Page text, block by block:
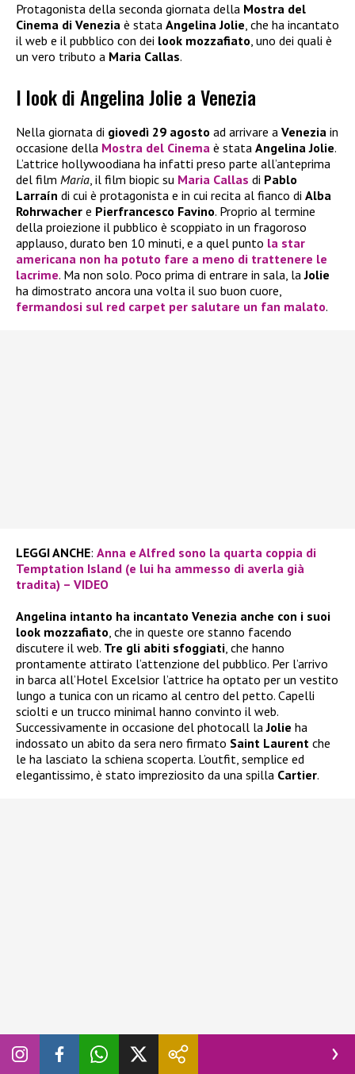
Protagonista della seconda giornata della Mostra del
Cinema di Venezia è stata Angelina Jolie, che ha incantato
il web e il pubblico con dei look mozzafiato, uno dei quali è
un vero tributo a Maria Callas.
I look di Angelina Jolie a Venezia
Nella giornata di giovedì 29 agosto ad arrivare a Venezia in
occasione della Mostra del Cinema è stata Angelina Jolie.
L’attrice hollywoodiana ha infatti preso parte all’anteprima
del film Maria , il film biopic su Maria Callas di Pablo
Larraín di cui è protagonista e in cui recita al fianco di Alba
Rohrwacher e Pierfrancesco Favino. Proprio al termine
della proiezione il pubblico è scoppiato in un fragoroso
applauso, durato ben 10 minuti, e a quel punto la star
americana non ha potuto fare a meno di trattenere le
lacrime. Ma non solo. Poco prima di entrare in sala, laJolie
ha dimostrato ancora una volta il suo buon cuore,
fermandosi sul red carpet per salutare un fan malato.
LEGGI ANCHE: Anna e Alfred sono la quarta coppia di
Temptation Island (e lui ha ammesso di averla già
tradita) – VIDEO
Angelina intanto ha incantato Venezia anche con i suoi
look mozzafiato , che in queste ore stanno facendo
discutere il web. Tre gli abiti sfoggiati , che hanno
prontamente attirato l’attenzione del pubblico. Per l’arrivo
in barca all’Hotel Excelsior l’attrice ha optato per un vestito
lungo a tunica con un ricamo al centro del petto. Capelli
sciolti e un trucco minimal hanno convinto il web.
Successivamente in occasione del photocall laJolie ha
indossato un abito da sera nero firmato Saint Laurent che
le ha lasciato la schiena scoperta. L’outfit, semplice ed
elegantissimo, è stato impreziosito da una spilla Cartier.